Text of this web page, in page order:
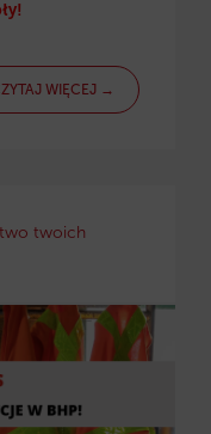
WIĘCEJ →
twoich